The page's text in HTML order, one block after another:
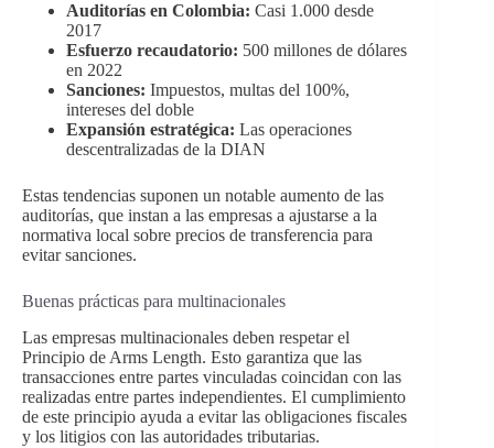
Auditorías en Colombia: Casi 1.000 desde
2017
Esfuerzo recaudatorio: 500 millones de dólares
en 2022
Sanciones: Impuestos, multas del 100%,
intereses del doble
Expansión estratégica: Las operaciones
descentralizadas de la DIAN
Estas tendencias suponen un notable aumento de las
auditorías, que instan a las empresas a ajustarse a la
normativa local sobre precios de transferencia para
evitar sanciones.
Buenas prácticas para multinacionales
Las empresas multinacionales deben respetar el
Principio de Arms Length. Esto garantiza que las
transacciones entre partes vinculadas coincidan con las
realizadas entre partes independientes. El cumplimiento
de este principio ayuda a evitar las obligaciones fiscales
y los litigios con las autoridades tributarias.